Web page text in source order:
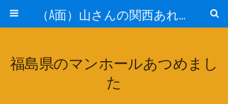
（A面）山さんの関西あれこれ見て歩き （B面）山さんの戦国あれこれ読み歩き
福島県のマンホールあつめまし
た